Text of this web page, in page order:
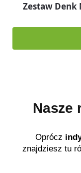
Zestaw Denk
Nasze
Oprócz
znajdziesz tu